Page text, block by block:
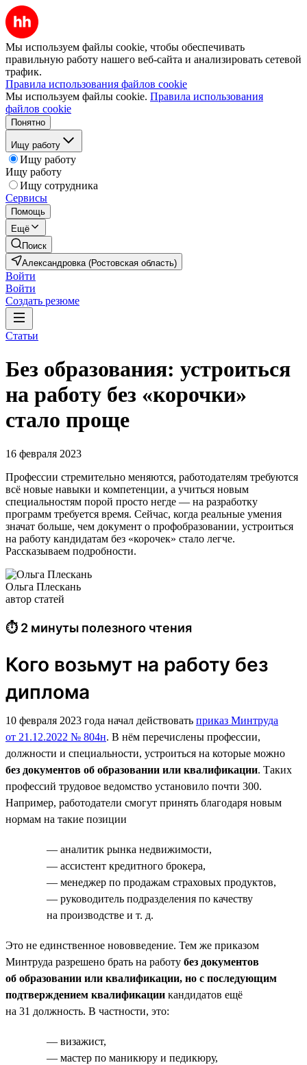
Мы используем файлы cookie, чтобы обеспечивать
правильную работу нашего веб-сайта и анализировать сетевой
трафик.
Правила использования файлов cookie
Мы используем файлы cookie. Правила использования
файлов cookie
Понятно
Ищу работу
Ищу работу
Ищу работу
Ищу сотрудника
Сервисы
Помощь
Ещё
Поиск
Александровка (Ростовская область)
Войти
Войти
Создать резюме
Статьи
Без образования: устроиться
на работу без «корочки»
стало проще
16 февраля 2023
Профессии стремительно меняются, работодателям требуются
всё новые навыки и компетенции, а учиться новым
специальностям порой просто негде — на разработку
программ требуется время. Сейчас, когда реальные умения
значат больше, чем документ о профобразовании, устроиться
на работу кандидатам без «корочек» стало легче.
Рассказываем подробности.
Ольга Плескань
автор статей
⏱ 2 минуты полезного чтения
Кого возьмут на работу без
диплома
10 февраля 2023 года начал действовать приказ Минтруда
от 21.12.2022 № 804н. В нём перечислены профессии,
должности и специальности, устроиться на которые можно
без документов об образовании или квалификации. Таких
профессий трудовое ведомство установило почти 300.
Например, работодатели смогут принять благодаря новым
нормам на такие позиции
— аналитик рынка недвижимости,
— ассистент кредитного брокера,
— менеджер по продажам страховых продуктов,
— руководитель подразделения по качеству
на производстве и т. д.
Это не единственное нововведение. Тем же приказом
Минтруда разрешено брать на работу без документов
об образовании или квалификации, но с последующим
подтверждением квалификации кандидатов ещё
на 31 должность. В частности, это:
— визажист,
— мастер по маникюру и педикюру,